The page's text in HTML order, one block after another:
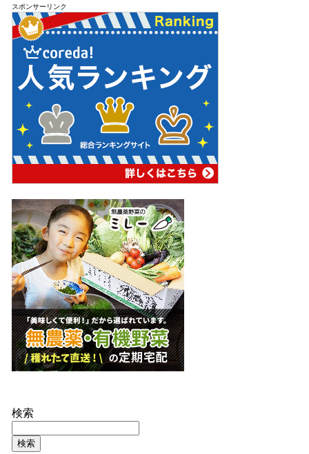
スポンサーリンク
検索
検索